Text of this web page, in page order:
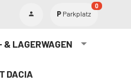
Parkplatz
0
& LAGERWAGEN
DACIA